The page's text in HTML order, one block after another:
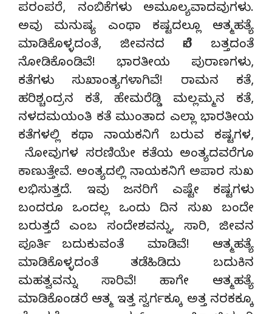
ಪರಂಪರೆ, ನಂಬಿಕೆಗಳು ಅಮೂಲ್ಯವಾದವುಗಳು.
ಅವು ಮನುಷ್ಯ ಎಂಥಾ ಕಷ್ಟದಲ್ಲೂ ಆತ್ಮಹತ್ಯೆ
ಮಾಡಿಕೊಳ್ಳದಂತೆ, ಜೀವನದ ಸೆಲೆ ಬತ್ತದಂತೆ
ನೋಡಿಕೊಂಡಿವೆ! ಭಾರತೀಯ ಪುರಾಣಗಳು,
ಕತೆಗಳು ಸುಖಾಂತ್ಯಗಳಾಗಿವೆ! ರಾಮನ ಕತೆ,
ಹರಿಶ್ಚಂದ್ರನ ಕತೆ, ಹೇಮರೆಡ್ಡಿ ಮಲ್ಲಮ್ಮನ ಕತೆ,
ನಳದಮಯಂತಿ ಕತೆ ಮುಂತಾದ ಎಲ್ಲಾ ಭಾರತೀಯ
ಕತೆಗಳಲ್ಲಿ ಕಥಾ ನಾಯಕನಿಗೆ ಬರುವ ಕಷ್ಟಗಳ,
ನೋವುಗಳ ಸರಣಿಯೇ ಕತೆಯ ಅಂತ್ಯದವರೆಗೂ
ಕಾಣುತ್ತೇವೆ. ಅಂತ್ಯದಲ್ಲಿ ನಾಯಕನಿಗೆ ಅಪಾರ ಸುಖ
ಲಭಿಸುತ್ತದೆ. ಇವು ಜನರಿಗೆ ಎಷ್ಟೇ ಕಷ್ಟಗಳು
ಬಂದರೂ ಒಂದಲ್ಲ ಒಂದು ದಿನ ಸುಖ ಬಂದೇ
ಬರುತ್ತದೆ ಎಂಬ ಸಂದೇಶವನ್ನು, ಸಾರಿ, ಜೀವನ
ಪೂರ್ತಿ ಬದುಕುವಂತೆ ಮಾಡಿವೆ! ಆತ್ಮಹತ್ಯೆ
ಮಾಡಿಕೊಳ್ಳದಂತೆ ತಡೆಹಿಡಿದು ಬದುಕಿನ
ಮಹತ್ವವನ್ನು ಸಾರಿವೆ! ಹಾಗೇ ಆತ್ಮಹತ್ಯೆ
ಮಾಡಿಕೊಂಡರೆ ಆತ್ಮ ಇತ್ತ ಸ್ವರ್ಗಕ್ಕೂ ಅತ್ತ ನರಕಕ್ಕೂ